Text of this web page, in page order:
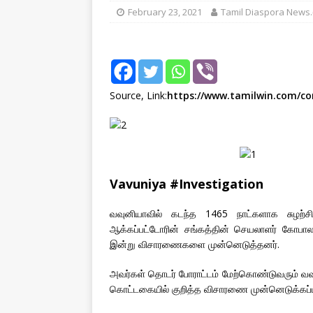
[ August 2, 2026 ]
[ August 2, 2026 ]
IMPORTANT
February 23, 2021 Tamil Diaspora
Source, Link:https://www.tamilwin.com/
Vavuniya #Investigation
வவுனியாவில் கடந்த 1465 நாட்களாக
ஆக்கப்பட்டோரின் சங்கத்தின் செயலாளர்
இன்று விசாரணைகளை முன்னெடுத்தனர்.
அவர்கள் தொடர் போராட்டம் மேற்கொண்டுவரும்
கொட்டகையில் குறித்த விசாரணை